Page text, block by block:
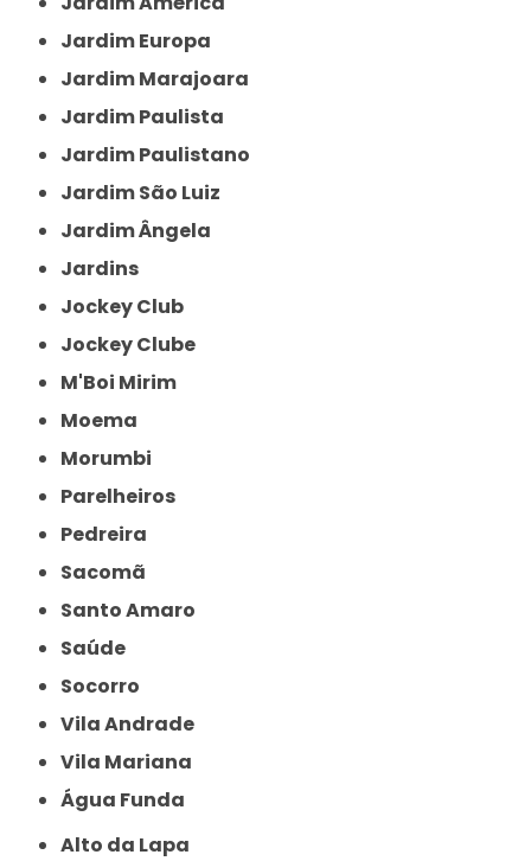
Jardim Europa
Jardim Marajoara
Jardim Paulista
Jardim Paulistano
Jardim São Luiz
Jardim Ângela
Jardins
Jockey Club
Jockey Clube
M'Boi Mirim
Moema
Morumbi
Parelheiros
Pedreira
Sacomã
Santo Amaro
Saúde
Socorro
Vila Andrade
Vila Mariana
Água Funda
Alto da Lapa